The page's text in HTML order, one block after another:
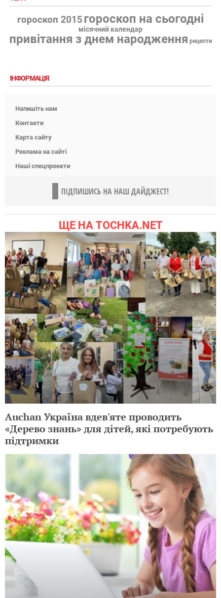
гороскоп 2015 гороскоп на сьогодні
місячний календар
привітання з днем народження рецепти
ІНФОРМАЦІЯ
Напишіть нам
Контакти
Карта сайту
Реклама на сайті
Наші спецпроекти
ПІДПИШИСЬ НА НАШ ДАЙДЖЕСТ!
ЩЕ НА TOCHKA.NET
Auchan Україна вдев'яте проводить
«Дерево знань» для дітей, які потребують
підтримки